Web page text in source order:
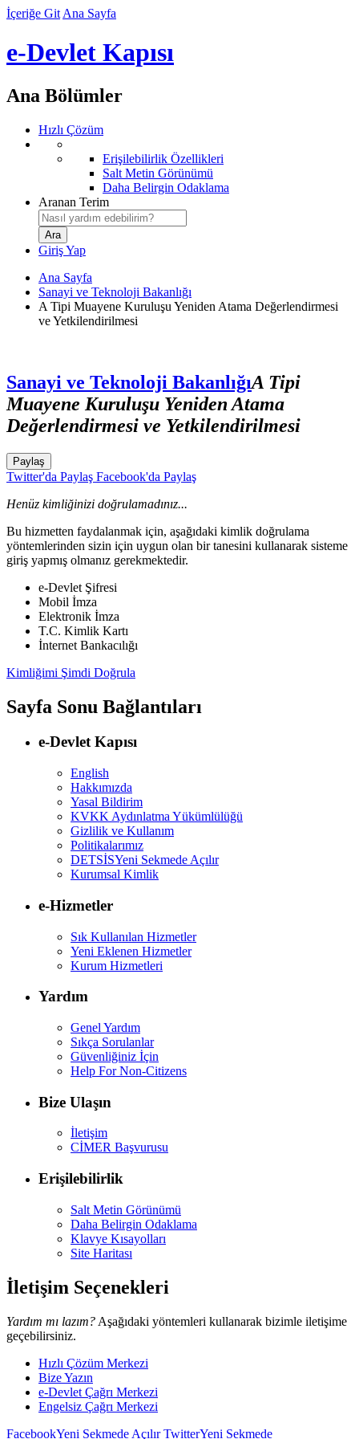
İçeriğe Git Ana Sayfa
e-Devlet Kapısı
Ana Bölümler
Hızlı Çözüm
Erişilebilirlik Özellikleri
Salt Metin Görünümü
Daha Belirgin Odaklama
Aranan Terim
Giriş Yap
Ana Sayfa
Sanayi ve Teknoloji Bakanlığı
A Tipi Muayene Kuruluşu Yeniden Atama Değerlendirmesi
ve Yetkilendirilmesi
Sanayi ve Teknoloji BakanlığıA Tipi
Muayene Kuruluşu Yeniden Atama
Değerlendirmesi ve Yetkilendirilmesi
Paylaş
Twitter'da Paylaş Facebook'da Paylaş
Henüz kimliğinizi doğrulamadınız...
Bu hizmetten faydalanmak için, aşağıdaki kimlik doğrulama
yöntemlerinden sizin için uygun olan bir tanesini kullanarak sisteme
giriş yapmış olmanız gerekmektedir.
e-Devlet Şifresi
Mobil İmza
Elektronik İmza
T.C. Kimlik Kartı
İnternet Bankacılığı
Kimliğimi Şimdi Doğrula
Sayfa Sonu Bağlantıları
e-Devlet Kapısı
English
Hakkımızda
Yasal Bildirim
KVKK Aydınlatma Yükümlülüğü
Gizlilik ve Kullanım
Politikalarımız
DETSİSYeni Sekmede Açılır
Kurumsal Kimlik
e-Hizmetler
Sık Kullanılan Hizmetler
Yeni Eklenen Hizmetler
Kurum Hizmetleri
Yardım
Genel Yardım
Sıkça Sorulanlar
Güvenliğiniz İçin
Help For Non-Citizens
Bize Ulaşın
İletişim
CİMER Başvurusu
Erişilebilirlik
Salt Metin Görünümü
Daha Belirgin Odaklama
Klavye Kısayolları
Site Haritası
İletişim Seçenekleri
Yardım mı lazım? Aşağıdaki yöntemleri kullanarak bizimle iletişime
geçebilirsiniz.
Hızlı Çözüm Merkezi
Bize Yazın
e-Devlet Çağrı Merkezi
Engelsiz Çağrı Merkezi
FacebookYeni Sekmede AçılırTwitterYeni Sekmede